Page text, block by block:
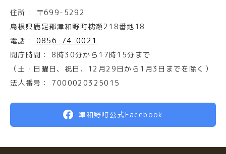
住所：
〒699-5292
島根県鹿足郡津和野町枕瀬218番地18
電話：
0856-74-0021
開庁時間：
8時30分から17時15分まで
（土・日曜日、祝日、12月29日から1月3日までを除く）
法人番号：
7000020325015
津和野町公式Facebook